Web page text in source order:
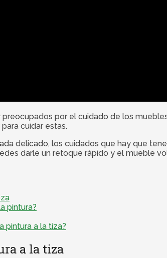
por el cuidado de los
cuidar estas.
delicado, los cuidados que hay que
darle un retoque rápido y el mueble
pintura?
pintura a la tiza?
a la tiza